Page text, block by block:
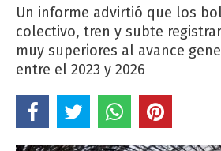
Un informe advirtió que los
colectivo, tren y subte
muy superiores al avance
entre el 2023 y 2026